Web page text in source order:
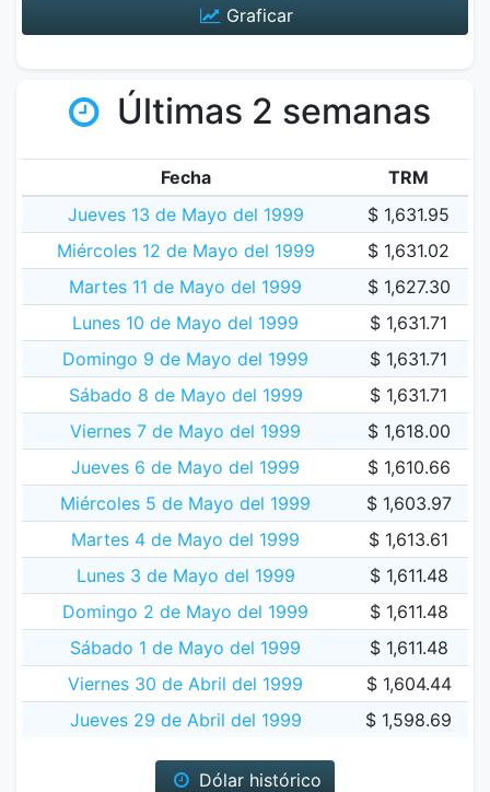
Graficar
Últimas 2 semanas
Fecha
TRM
Jueves 13 de Mayo del 1999
$ 1,631.95
Miércoles 12 de Mayo del 1999
$ 1,631.02
Martes 11 de Mayo del 1999
$ 1,627.30
Lunes 10 de Mayo del 1999
$ 1,631.71
Domingo 9 de Mayo del 1999
$ 1,631.71
Sábado 8 de Mayo del 1999
$ 1,631.71
Viernes 7 de Mayo del 1999
$ 1,618.00
Jueves 6 de Mayo del 1999
$ 1,610.66
Miércoles 5 de Mayo del 1999
$ 1,603.97
Martes 4 de Mayo del 1999
$ 1,613.61
Lunes 3 de Mayo del 1999
$ 1,611.48
Domingo 2 de Mayo del 1999
$ 1,611.48
Sábado 1 de Mayo del 1999
$ 1,611.48
Viernes 30 de Abril del 1999
$ 1,604.44
Jueves 29 de Abril del 1999
$ 1,598.69
Dólar histórico